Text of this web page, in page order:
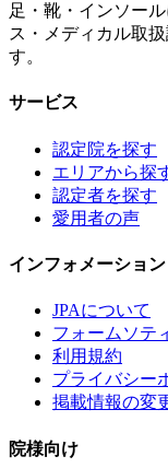
足・靴・インソー
ス・メディカル取
す。
サービス
認定院を探す
エリアから探
認定者を探す
愛用者の声
インフォメーション
JPAについて
フォームソテ
利用規約
プライバシー
掲載情報の変
院様向け